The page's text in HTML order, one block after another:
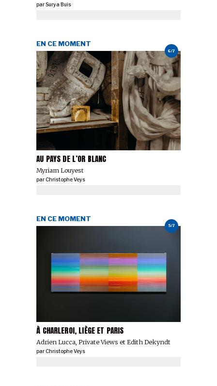
parSurya Buis
6/7
AU PAYS DE L’OR BLANC
Myriam Louyest
EN CE MOMENT
parChristophe Veys
5/7
À CHARLEROI, LIÈGE ET PARIS
Adrien Lucca, Private Views et Edith Dekyndt
EN CE MOMENT
parChristophe Veys